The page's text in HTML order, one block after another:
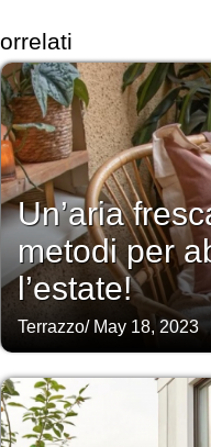
Un’aria
metodi per
l’estate!
Terrazzo/ May 18, 2023